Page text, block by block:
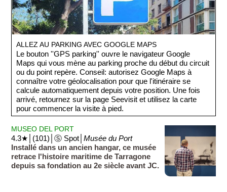
ALLEZ AU PARKING AVEC GOOGLE MAPS
Le bouton ''GPS parking'' ouvre le navigateur Google
Maps qui vous mène au parking proche du début du circuit
ou du point repère. Conseil: autorisez Google Maps à
connaître votre géolocalisation pour que l'itinéraire se
calcule automatiquement depuis votre position. Une fois
arrivé, retournez sur la page Seevisit et utilisez la carte
pour commencer la visite à pied.
MUSEO DEL PORT
4.3★│(101)│Ⓢ Spot│Musée du Port
Installé dans un ancien hangar, ce musée
retrace l'histoire maritime de Tarragone
depuis sa fondation au 2e siècle avant JC.